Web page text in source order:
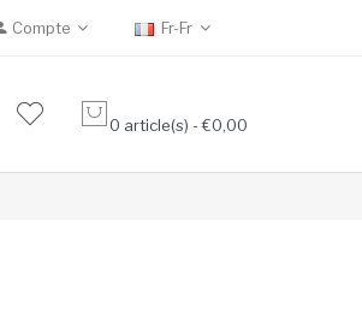
Compte Fr-Fr
0 article(s) - €0,00